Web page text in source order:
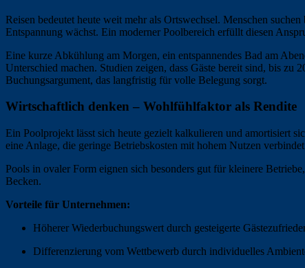
Reisen bedeutet heute weit mehr als Ortswechsel. Menschen
Entspannung wächst. Ein moderner Poolbereich erfüllt diesen
Eine kurze Abkühlung am Morgen, ein entspannendes Bad am
Unterschied machen. Studien zeigen, dass Gäste bereit sind, bis
Buchungsargument, das langfristig für volle Belegung sorgt.
Wirtschaftlich denken – Wohlfühlfaktor als Rendite
Ein Poolprojekt lässt sich heute gezielt kalkulieren und amortisiert
eine Anlage, die geringe Betriebskosten mit hohem Nutzen
Pools in ovaler Form eignen sich besonders gut für kleinere
Becken.
Vorteile für Unternehmen:
Höherer Wiederbuchungswert durch gesteigerte
Differenzierung vom Wettbewerb durch individuelles